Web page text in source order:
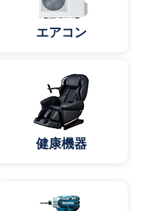
エアコン
健康機器